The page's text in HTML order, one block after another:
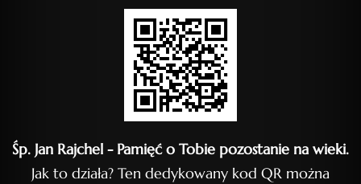
Śp. Jan Rajchel - Pamięć o Tobie pozostanie na wieki.
Jak to działa? Ten dedykowany kod QR można